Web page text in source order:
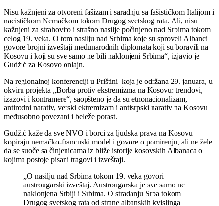
Nisu kažnjeni za otvoreni fašizam i saradnju sa fašističkom Italijom i
nacističkom Nemačkom tokom Drugog svetskog rata. Ali, nisu
kažnjeni za strahovito i strašno nasilje počinjeno nad Srbima tokom
celog 19. veka. O tom nasilju nad Srbima koje su sproveli Albanci
govore brojni izveštaji međunarodnih diplomata koji su boravili na
Kosovu i koji su sve samo ne bili naklonjeni Srbima“, izjavio je
Gudžić za Kosovo onlajn.
Na regionalnoj konferenciji u Prištini koja je održana 29. januara, u
okviru projekta „Borba protiv ekstremizma na Kosovu: trendovi,
izazovi i kontramere“, saopšteno je da su etnonacionalizam,
antirodni narativ, verski ektremizam i antisrpski narativ na Kosovu
međusobno povezani i beleže porast.
Gudžić kaže da sve NVO i borci za ljudska prava na Kosovu
kopiraju nemačko-francuski model i govore o pomirenju, ali ne žele
da se suoče sa činjenicama iz bliže istorije kosovskih Albanaca o
kojima postoje pisani tragovi i izveštaji.
„O nasilju nad Srbima tokom 19. veka govori
austrougarski izveštaj. Austrougarska je sve samo ne
naklonjena Srbiji i Srbima. O stradanju Srba tokom
Drugog svetskog rata od strane albanskih kvislinga